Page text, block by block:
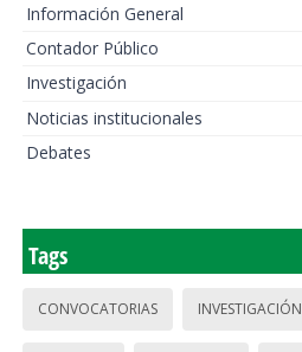
Información General
Contador Público
Investigación
Noticias institucionales
Debates
Tags
CONVOCATORIAS INVESTIGACIÓN